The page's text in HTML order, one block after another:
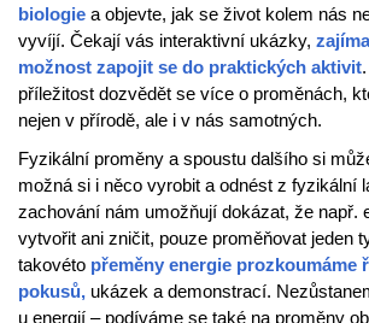
biologie a objevte, jak se život kolem nás
vyvíjí. Čekají vás interaktivní ukázky,
možnost zapojit se do praktických aktivit
příležitost dozvědět se více o proměnách,
nejen v přírodě, ale i v nás samotných.
Fyzikální proměny a spoustu dalšího si
možná si i něco vyrobit a odnést z fyzikální
zachování nám umožňují dokázat, že např.
vytvořit ani zničit, pouze proměňovat jeden
takovéto přeměny energie prozkoumáme
pokusů, ukázek a demonstrací.
u energií – podíváme se také na proměny